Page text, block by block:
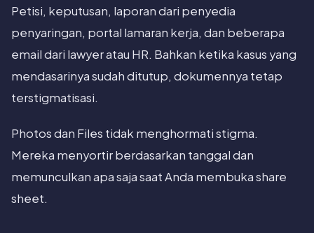
Petisi, keputusan, laporan dari penyedia
penyaringan, portal lamaran kerja, dan beberapa
email dari lawyer atau HR. Bahkan ketika kasus yang
mendasarinya sudah ditutup, dokumennya tetap
terstigmatisasi.
Photos dan Files tidak menghormati stigma.
Mereka menyortir berdasarkan tanggal dan
memunculkan apa saja saat Anda membuka share
sheet.